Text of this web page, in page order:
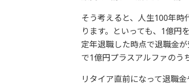
そう考えると、人生100年
ります。といっても、1億円
定年退職した時点で退職金
で1億円プラスアルファのう
リタイア直前になって退職